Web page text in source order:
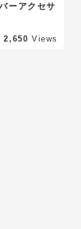
ーアクセサ
2,650 Views